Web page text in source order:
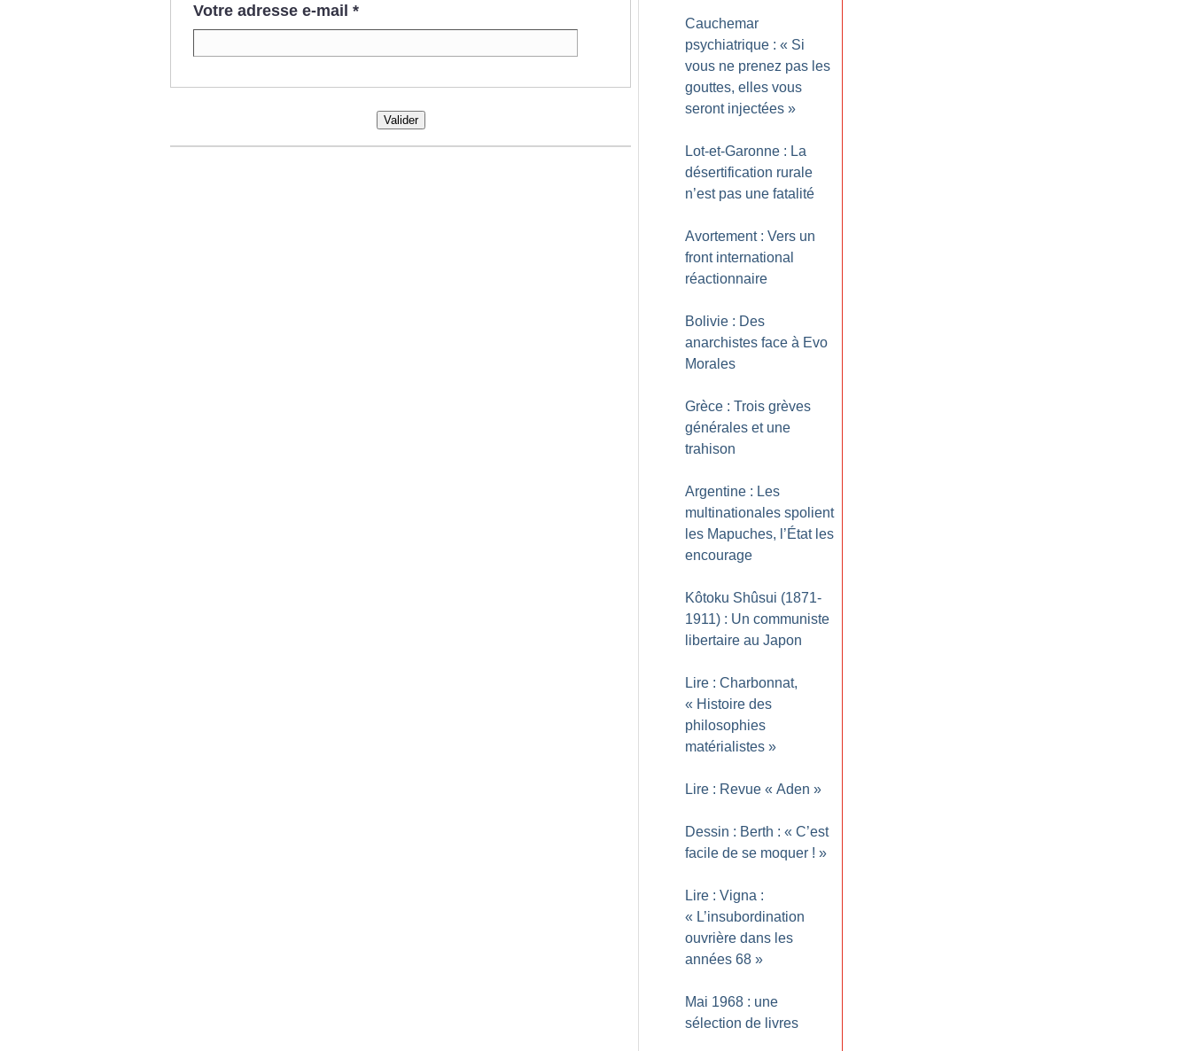
Votre adresse e-mail *
Valider
Cauchemar
psychiatrique : « Si
vous ne prenez pas les
gouttes, elles vous
seront injectées »
Lot-et-Garonne : La
désertification rurale
n’est pas une fatalité
Avortement : Vers un
front international
réactionnaire
Bolivie : Des
anarchistes face à Evo
Morales
Grèce : Trois grèves
générales et une
trahison
Argentine : Les
multinationales spolient
les Mapuches, l’État les
encourage
Kôtoku Shûsui (1871-
1911) : Un communiste
libertaire au Japon
Lire : Charbonnat,
« Histoire des
philosophies
matérialistes »
Lire : Revue « Aden »
Dessin : Berth : « C’est
facile de se moquer ! »
Lire : Vigna :
« L’insubordination
ouvrière dans les
années 68 »
Mai 1968 : une
sélection de livres